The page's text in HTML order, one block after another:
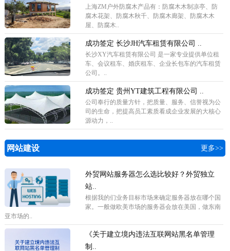
上海ZM户外防腐木产品有：防腐木木制凉亭、防
腐木花架、防腐木秋千、防腐木廊架、防腐木木
屋、防腐木..
成功签定 长沙JH汽车租赁有限公司 ..
长沙XY汽车租赁有限公司 是一家专业提供单位租
车、会议租车、婚庆租车、企业长包车的汽车租赁
公司。..
成功签定 贵州YT建筑工程有限公司 ..
公司奉行的质量方针，把质量、服务、信誉视为公
司的生命，把提高员工素质看成企业发展的大核心
源动力，..
网站建设 更多>>
外贸网站服务器怎么选比较好？外贸独立
站..
根据我的们业务目标市场来确定服务器放在哪个国
家。一般做欧美市场的服务器会放在美国，做东南
亚市场的..
《关于建立境内违法互联网站黑名单管理
制..